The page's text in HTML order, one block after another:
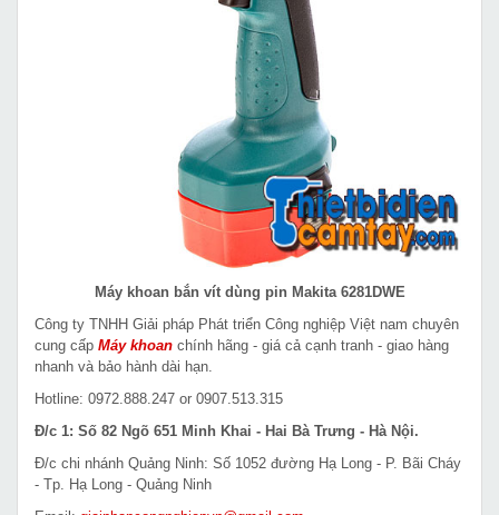
Máy khoan bắn vít dùng pin Makita 6281DWE
Công ty TNHH Giải pháp Phát triển Công nghiệp Việt nam chuyên
cung cấp Máy khoan chính hãng - giá cả cạnh tranh - giao hàng
nhanh và bảo hành dài hạn.
Hotline: 0972.888.247 or 0907.513.315
Đ/c 1: Số 82 Ngõ 651 Minh Khai - Hai Bà Trưng - Hà Nội.
Đ/c chi nhánh Quảng Ninh: Số 1052 đường Hạ Long - P. Bãi Cháy
- Tp. Hạ Long - Quảng Ninh